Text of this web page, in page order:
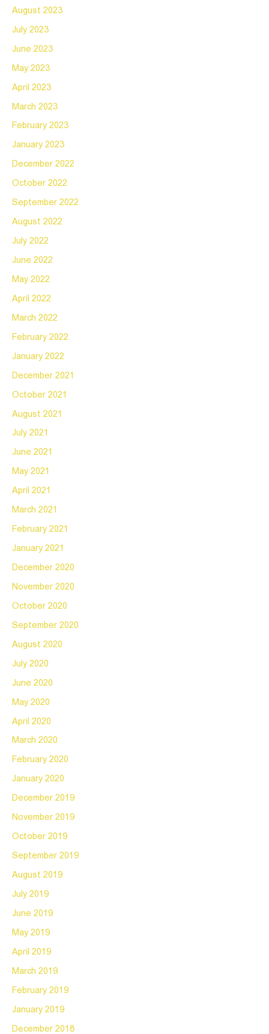
August 2023
July 2023
June 2023
May 2023
April 2023
March 2023
February 2023
January 2023
December 2022
October 2022
September 2022
August 2022
July 2022
June 2022
May 2022
April 2022
March 2022
February 2022
January 2022
December 2021
October 2021
August 2021
July 2021
June 2021
May 2021
April 2021
March 2021
February 2021
January 2021
December 2020
November 2020
October 2020
September 2020
August 2020
July 2020
June 2020
May 2020
April 2020
March 2020
February 2020
January 2020
December 2019
November 2019
October 2019
September 2019
August 2019
July 2019
June 2019
May 2019
April 2019
March 2019
February 2019
January 2019
December 2018